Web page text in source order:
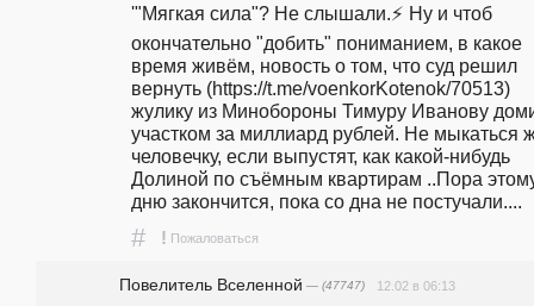
'"Мягкая сила"? Не слышали.⚡️ Ну и чтоб
окончательно "добить" пониманием, в какое
время живём, новость о том, что суд решил
вернуть (https://t.me/voenkorKotenok/70513)
жулику из Минобороны Тимуру Иванову
участком за миллиард рублей. Не мыкаться
человечку, если выпустят, как какой-нибудь
Долиной по съёмным квартирам ..Пора
дню закончится, пока со дна не постучали....
# ! Пожаловаться
Повелитель Вселенной — (47747) 12.02 в 06:13